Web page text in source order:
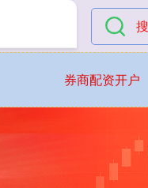
券商配资开户